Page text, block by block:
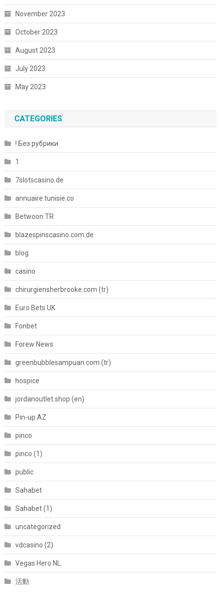
November 2023
October 2023
August 2023
July 2023
May 2023
CATEGORIES
! Без рубрики
1
7slotscasino.de
annuaire.tunisie.co
Betwoon TR
blazespinscasino.com.de
blog
casino
chirurgiensherbrooke.com (tr)
Euro Bets UK
Fonbet
Forew News
greenbubblesampuan.com (tr)
hospice
jordanoutlet.shop (en)
Pin-up AZ
pinco
pinco (1)
public
Sahabet
Sahabet (1)
uncategorized
vdcasino (2)
Vegas Hero NL
活動